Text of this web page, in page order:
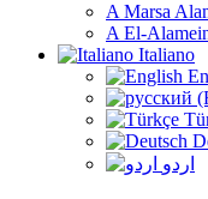
A Marsa
A El-
Italiano
اردو